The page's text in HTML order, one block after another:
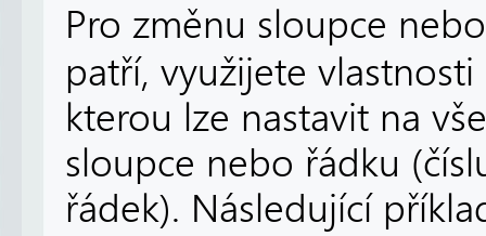
Pro změnu sloupce
patří, využijete vlastnosti
kterou lze nastavit na
sloupce nebo řádku
řádek). Následující